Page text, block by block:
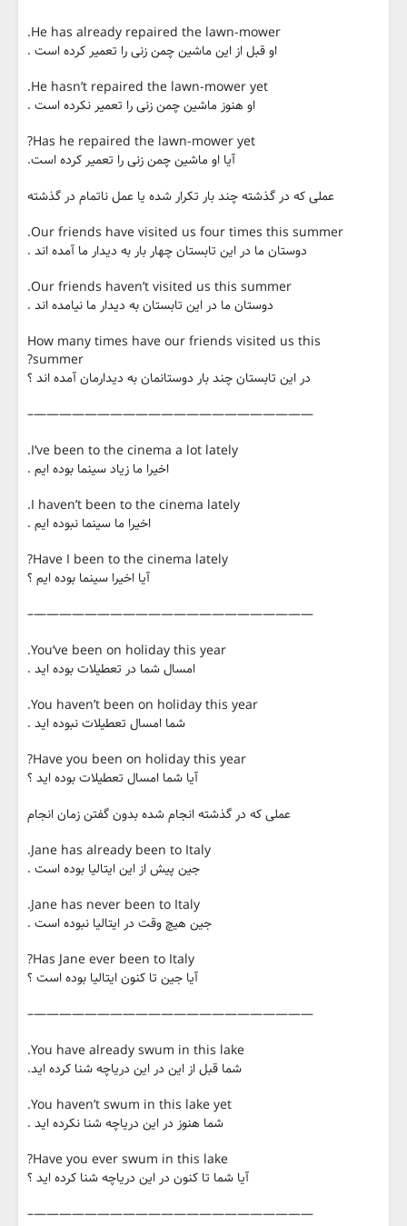
He has already repaired the lawn-mower.
او قبل از این ماشین چمن زنی را تعمیر کرده است .
He hasn’t repaired the lawn-mower yet.
او هنوز ماشین چمن زنی را تعمیر نکرده است .
Has he repaired the lawn-mower yet?
آیا او ماشین چمن زنی را تعمیر کرده است.
عملی که در گذشته چند بار تکرار شده یا عمل ناتمام در گذشته
Our friends have visited us four times this summer.
دوستان ما در این تابستان چهار بار به دیدار ما آمده اند .
Our friends haven’t visited us this summer.
دوستان ما در این تابستان به دیدار ما نیامده اند .
How many times have our friends visited us this
summer?
در این تابستان چند بار دوستانمان به دیدارمان آمده اند ؟
——————————————————————–
I‘ve been to the cinema a lot lately.
اخیرا ما زیاد سینما بوده ایم .
I haven’t been to the cinema lately.
اخیرا ما سینما نبوده ایم .
Have I been to the cinema lately?
آیا اخیرا سینما بوده ایم ؟
——————————————————————–
You‘ve been on holiday this year.
امسال شما در تعطیلات بوده اید .
You haven’t been on holiday this year.
شما امسال تعطیلات نبوده اید .
Have you been on holiday this year?
آیا شما امسال تعطیلات بوده اید ؟
عملی که در گذشته انجام شده بدون گفتن زمان انجام
Jane has already been to Italy.
جین پیش از این ایتالیا بوده است .
Jane has never been to Italy.
جین هیچ وقت در ایتالیا نبوده است .
Has Jane ever been to Italy?
آیا جین تا کنون ایتالیا بوده است ؟
——————————————————————–
You have already swum in this lake.
شما قبل از این در این دریاچه شنا کرده اید.
You haven’t swum in this lake yet.
شما هنوز در این دریاچه شنا نکرده اید .
Have you ever swum in this lake?
آیا شما تا کنون در این دریاچه شنا کرده اید ؟
——————————————————————–